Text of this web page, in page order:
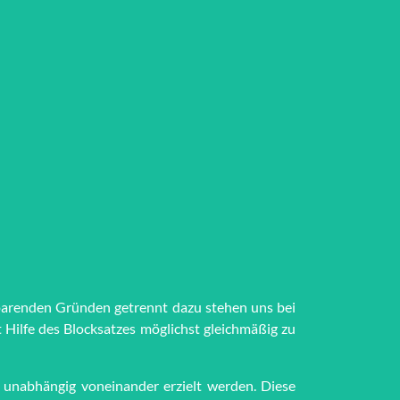
Grün­den getrennt dazu stehen uns bei
des Block­satzes möglichst gleich­mä­ßig zu
voneinander erzielt werden. Diese